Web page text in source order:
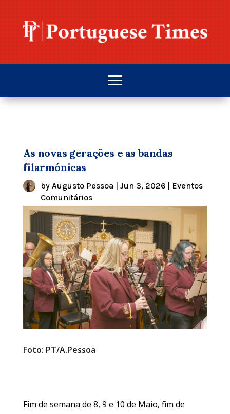
As novas gerações e as bandas
filarmónicas
by Augusto Pessoa | Jun 3, 2026| Eventos
Comunitários
Foto: PT/A.Pessoa
Fim de semana de 8, 9 e 10 de Maio, fim de